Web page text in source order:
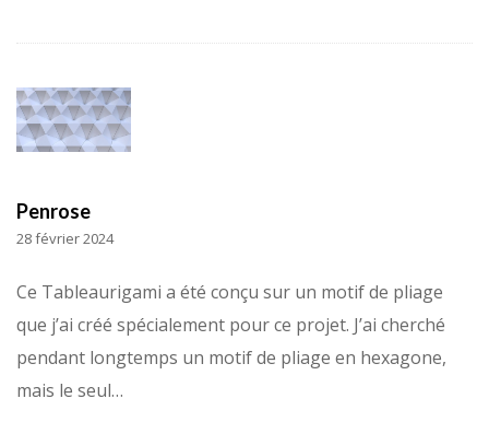
Penrose
28 février 2024
Ce Tableaurigami a été conçu sur un motif de pliage
que j’ai créé spécialement pour ce projet. J’ai cherché
pendant longtemps un motif de pliage en hexagone,
mais le seul…